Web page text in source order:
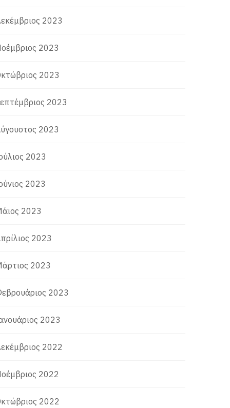
2023
2023
2023
2023
2023
2023
2023
2023
2023
2023
2023
2023
2022
2022
2022